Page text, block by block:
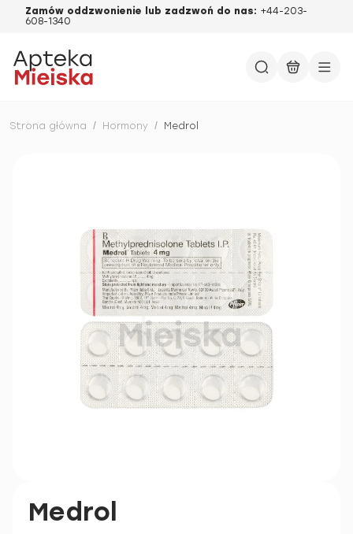
Zamów oddzwonienie lub zadzwoń do nas: +44-203-
608-1340
Strona główna / Hormony / Medrol
Medrol